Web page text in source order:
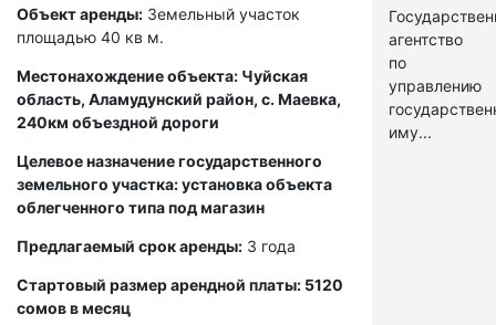
Объект аренды: Земельный участок
площадью 40 кв м.
Местонахождение объекта: Чуйская
область, Аламудунский район, с. Маевка,
240км объездной дороги
Целевое назначение государственного
земельного участка: установка объекта
облегченного типа под магазин
Предлагаемый срок аренды: 3 года
Стартовый размер арендной платы: 5120
сомов в месяц
агентство
по
управлению
иму...